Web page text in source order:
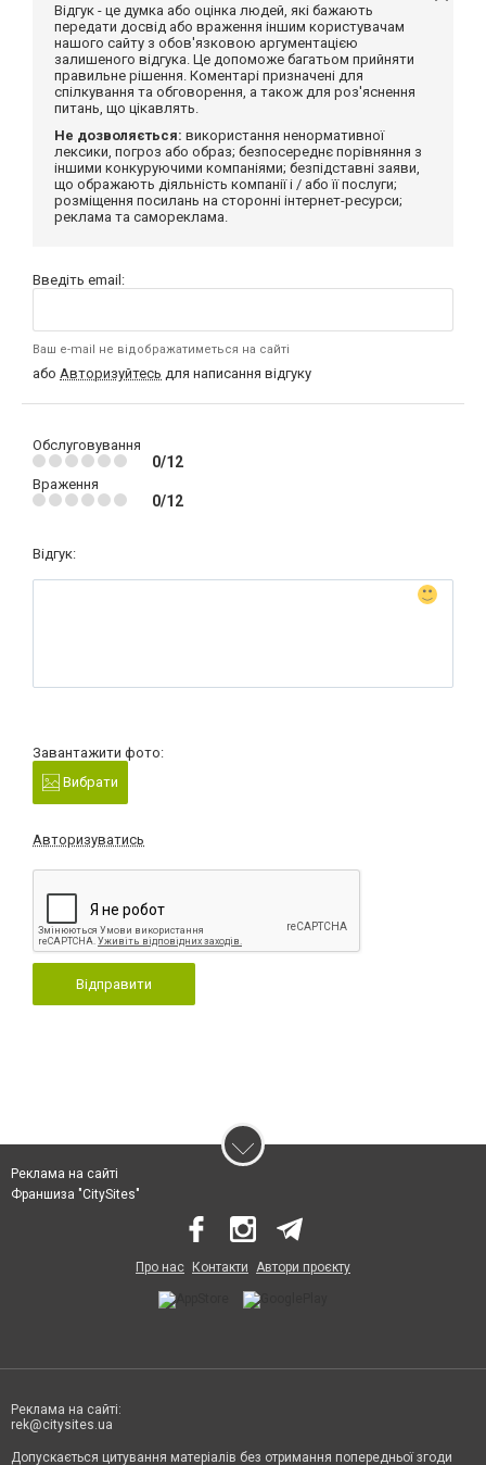
Відгук - це думка або оцінка людей, які бажають
передати досвід або враження іншим користувачам
нашого сайту з обов'язковою аргументацією
залишеного відгука. Це допоможе багатьом прийняти
правильне рішення. Коментарі призначені для
спілкування та обговорення, а також для роз'яснення
питань, що цікавлять.
Не дозволяється: використання ненормативної
лексики, погроз або образ; безпосереднє порівняння з
іншими конкуруючими компаніями; безпідставні заяви,
що ображають діяльність компанії і / або її послуги;
розміщення посилань на сторонні інтернет-ресурси;
реклама та самореклама.
Введіть email:
Ваш e-mail не відображатиметься на сайті
або Авторизуйтесь для написання відгуку
Обслуговування
0/12
Враження
0/12
Відгук:
Завантажити фото:
Вибрати
Авторизуватись
Відправити
Реклама на сайті
Франшиза "CitySites"
Про нас Контакти Автори проєкту
Реклама на сайті:
rek@citysites.ua
Допускається цитування матеріалів без отримання попередньої згоди